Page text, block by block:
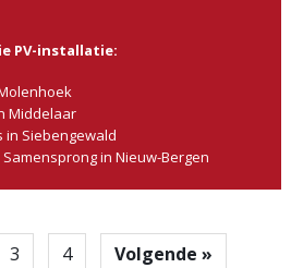
PV-installatie:
Middelaar
in Siebengewald
in Nieuw-Bergen
3 4 Volgende »